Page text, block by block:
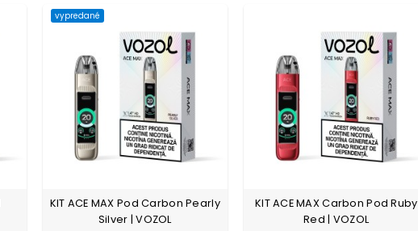
vypredané
KIT ACE MAX Pod Carbon Pearly
Silver | VOZOL
KIT ACE MAX Carbon Pod Ruby
Red | VOZOL